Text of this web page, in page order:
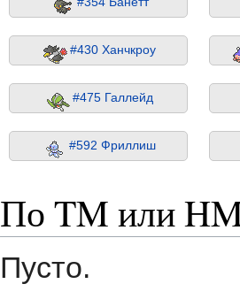
#430 Ханчкроу
#475 Галлейд
#592 Фриллиш
По TM или
Пусто.